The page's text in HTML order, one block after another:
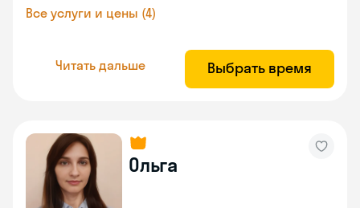
Все услуги и цены (4)
Читать дальше Выбрать время
Ольга